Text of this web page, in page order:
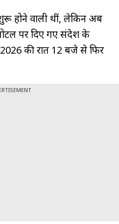
होने वाली थीं, लेकिन अब
पर दिए गए संदेश के
की रात 12 बजे से फिर